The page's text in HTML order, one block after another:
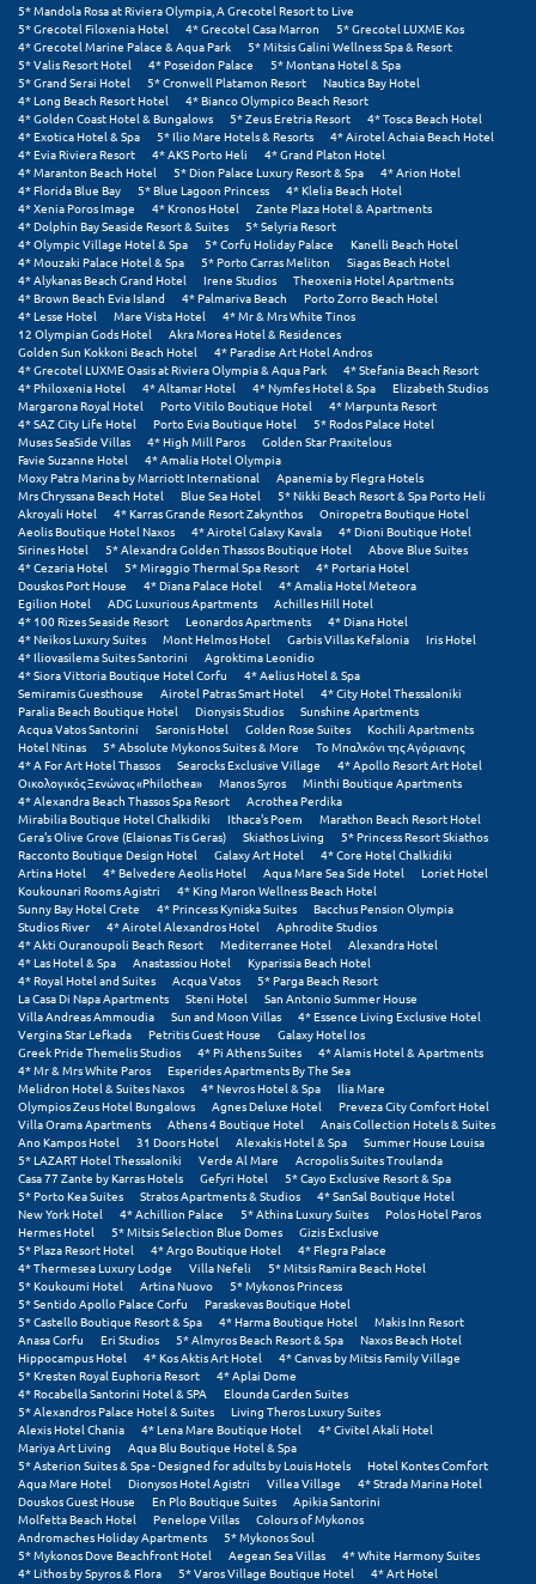
Λούτσα
Μ
Μάνη
Μαραθώνας Αττικής
Μαρώνεια
Μεθώνη
Μεσολόγγι
Μεσσηνία
Μετέωρα
Μέτσοβο
Μήλος
Μονεμβασιά
Μουζάκι
Μπαλί Κρήτης
Μπάνσκο
Μπούκα Μεσσηνίας
Μύκονος
Μυστράς
Μυτιλήνη
Ν
Νάξος
Νάουσα
Ναυπακτία
Ναύπλιο
Νέα Μάκρη
Νέα Στύρα Εύβοιας
Νέοι Πόροι Πιερίας
Ξ
Ξυλόκαστρο
Ο
Ορεινή Αρκαδία
Ορεινή Ναυπακτία
Π
5* Mandola Rosa at Riviera Olympia, A Grecotel Resort to Live
5* Grecotel Filoxenia Hotel
4* Grecotel Casa Marron
5* Grecotel LUXME Kos
4* Grecotel Marine Palace & Aqua Park
5* Mitsis Galini Wellness Spa & Resort
5* Valis Resort Hotel
4* Poseidon Palace
5* Montana Hotel & Spa
5* Grand Serai Hotel
5* Cronwell Platamon Resort
Nautica Bay Hotel
4* Long Beach Resort Hotel
4* Bianco Olympico Beach Resort
4* Golden Coast Hotel & Bungalows
5* Zeus Eretria Resort
4* Tosca Beach Hotel
4* Exotica Hotel & Spa
5* Ilio Mare Hotels & Resorts
4* Airotel Achaia Beach Hotel
4* Evia Riviera Resort
4* AKS Porto Heli
4* Grand Platon Hotel
4* Maranton Beach Hotel
5* Dion Palace Luxury Resort & Spa
4* Arion Hotel
4* Florida Blue Bay
5* Blue Lagoon Princess
4* Klelia Beach Hotel
4* Xenia Poros Image
4* Kronos Hotel
Zante Plaza Hotel & Apartments
4* Dolphin Bay Seaside Resort & Suites
5* Selyria Resort
4* Olympic Village Hotel & Spa
5* Corfu Holiday Palace
Kanelli Beach Hotel
4* Mouzaki Palace Hotel & Spa
5* Porto Carras Meliton
Siagas Beach Hotel
4* Alykanas Beach Grand Hotel
Irene Studios
Theoxenia Hotel Apartments
4* Brown Beach Evia Island
4* Palmariva Beach
Porto Zorro Beach Hotel
4* Lesse Hotel
Mare Vista Hotel
4* Mr & Mrs White Tinos
12 Olympian Gods Hotel
Akra Morea Hotel & Residences
Golden Sun Kokkoni Beach Hotel
4* Paradise Art Hotel Andros
4* Grecotel LUXME Oasis at Riviera Olympia & Aqua Park
4* Stefania Beach Resort
4* Philoxenia Hotel
4* Altamar Hotel 4* Nymfes Hotel & Spa
Elizabeth Studios
Margarona Royal Hotel
Porto Vitilo Boutique Hotel
4* Marpunta Resort
4* SAZ City Life Hotel
Porto Evia Boutique Hotel
5* Rodos Palace Hotel
Muses SeaSide Villas
4* High Mill Paros
Golden Star Praxitelous
Favie Suzanne Hotel
4* Amalia Hotel Olympia
Moxy Patra Marina by Marriott International
Apanemia by Flegra Hotels
Mrs Chryssana Beach Hotel
Blue Sea Hotel
5* Nikki Beach Resort & Spa Porto Heli
Akroyali Hotel
4* Karras Grande Resort Zakynthos
Oniropetra Boutique Hotel
Aeolis Boutique Hotel Naxos
4* Airotel Galaxy Kavala
4* Dioni Boutique Hotel
Sirines Hotel
5* Alexandra Golden Thassos Boutique Hotel
Above Blue Suites
4* Cezaria Hotel
5* Miraggio Thermal Spa Resort
4* Portaria Hotel
Douskos Port House
4* Diana Palace Hotel
4* Amalia Hotel Meteora
Egilion Hotel
ADG Luxurious Apartments
Achilles Hill Hotel
4* 100 Rizes Seaside Resort
Leonardos Apartments
4* Diana Hotel
4* Neikos Luxury Suites
Mont Helmos Hotel Garbis Villas Kefalonia
Iris Hotel
4* Iliovasilema Suites Santorini
Agroktima Leonidio
4* Siora Vittoria Boutique Hotel Corfu
4* Aelius Hotel & Spa
Semiramis Guesthouse
Airotel Patras Smart Hotel
4* City Hotel Thessaloniki
Paralia Beach Boutique Hotel
Dionysis Studios
Sunshine Apartments
Acqua Vatos Santorini
Saronis Hotel Golden Rose Suites
Kochili Apartments
Hotel Ntinas
5* Absolute Mykonos Suites & More
Το Μπαλκόνι της Αγόριανης
4* A For Art Hotel Thassos
Searocks Exclusive Village
4* Apollo Resort Art Hotel
Οικολογικός Ξενώνας «Philothea»
Manos Syros
Minthi Boutique Apartments
4* Alexandra Beach Thassos Spa Resort
Acrothea Perdika
Mirabilia Boutique Hotel Chalkidiki
Ithaca's Poem
Marathon Beach Resort Hotel
Gera's Olive Grove (Elaionas Tis Geras)
Skiathos Living
5* Princess Resort Skiathos
Racconto Boutique Design Hotel
Galaxy Art Hotel
4* Core Hotel Chalkidiki
Artina Hotel
4* Belvedere Aeolis Hotel Aqua Mare Sea Side Hotel
Loriet Hotel
Koukounari Rooms Agistri
4* King Maron Wellness Beach Hotel
Sunny Bay Hotel Crete
4* Princess Kyniska Suites
Bacchus Pension Olympia
Studios River
4* Airotel Alexandros Hotel
Aphrodite Studios
4* Akti Ouranoupoli Beach Resort
Mediterranee Hotel
Alexandra Hotel
4* Las Hotel & Spa
Anastassiou Hotel
Kyparissia Beach Hotel
4* Royal Hotel and Suites
Acqua Vatos
5* Parga Beach Resort
La Casa Di Napa Apartments
Steni Hotel
San Antonio Summer House
Villa Andreas Ammoudia
Sun and Moon Villas
4* Essence Living Exclusive Hotel
Vergina Star Lefkada
Petritis Guest House
Galaxy Hotel Ios
Greek Pride Themelis Studios
4* Pi Athens Suites
4* Alamis Hotel & Apartments
4* Mr & Mrs White Paros
Esperides Apartments By The Sea
Melidron Hotel & Suites Naxos
4* Nevros Hotel & Spa
Ilia Mare
Olympios Zeus Hotel Bungalows
Agnes Deluxe Hotel
Preveza City Comfort Hotel
Villa Orama Apartments
Athens 4 Boutique Hotel
Anais Collection Hotels & Suites
Ano Kampos Hotel
31 Doors Hotel Alexakis Hotel & Spa
Summer House Louisa
5* LAZART Hotel Thessaloniki
Verde Al Mare
Acropolis Suites Troulanda
Casa 77 Zante by Karras Hotels
Gefyri Hotel
5* Cayo Exclusive Resort & Spa
5* Porto Kea Suites
Stratos Apartments & Studios
4* SanSal Boutique Hotel
New York Hotel
4* Achillion Palace 5* Athina Luxury Suites
Polos Hotel Paros
Hermes Hotel
5* Mitsis Selection Blue Domes
Gizis Exclusive
5* Plaza Resort Hotel
4* Argo Boutique Hotel
4* Flegra Palace
4* Thermesea Luxury Lodge
Villa Nefeli
5* Mitsis Ramira Beach Hotel
5* Koukoumi Hotel
Artina Nuovo
5* Mykonos Princess
5* Sentido Apollo Palace Corfu
Paraskevas Boutique Hotel
5* Castello Boutique Resort & Spa
4* Harma Boutique Hotel
Makis Inn Resort
Anasa Corfu
Eri Studios 5* Almyros Beach Resort & Spa
Naxos Beach Hotel
Hippocampus Hotel
4* Kos Aktis Art Hotel
4* Canvas by Mitsis Family Village
5* Kresten Royal Euphoria Resort
4* Aplai Dome
4* Rocabella Santorini Hotel & SPA
Elounda Garden Suites
5* Alexandros Palace Hotel & Suites
Living Theros Luxury Suites
Alexis Hotel Chania
4* Lena Mare Boutique Hotel
4* Civitel Akali Hotel
Mariya Art Living
Aqua Blu Boutique Hotel & Spa
5* Asterion Suites & Spa - Designed for adults by Louis Hotels
Hotel Kontes Comfort
Aqua Mare Hotel
Dionysos Hotel Agistri Villea Village
4* Strada Marina Hotel
Douskos Guest House
En Plo Boutique Suites
Apikia Santorini
Molfetta Beach Hotel
Penelope Villas
Colours of Mykonos
Andromaches Holiday Apartments
5* Mykonos Soul
5* Mykonos Dove Beachfront Hotel
Aegean Sea Villas
4* White Harmony Suites
4* Lithos by Spyros & Flora
5* Varos Village Boutique Hotel
4* Art Hotel